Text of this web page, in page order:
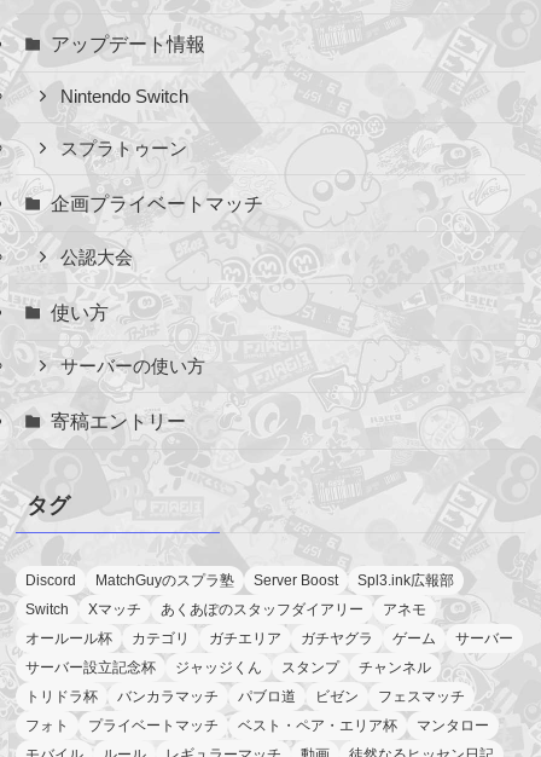
アップデート情報
Nintendo Switch
スプラトゥーン
企画プライベートマッチ
公認大会
使い方
サーバーの使い方
寄稿エントリー
タグ
Discord MatchGuyのスプラ塾 Server Boost
Spl3.ink広報部
Switch
Xマッチ あくあぽのスタッフダイアリー
アネモ
オールール杯
カテゴリ ガチエリア ガチヤグラ ゲーム
サーバー
サーバー設立記念杯
ジャッジくん スタンプ
チャンネル
トリドラ杯
バンカラマッチ パブロ道 ビゼン
フェスマッチ
フォト
プライベートマッチ ベスト・ペア・エリア杯
マンタロー